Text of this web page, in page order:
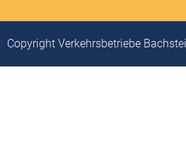
Copyright Verkehrsbetriebe